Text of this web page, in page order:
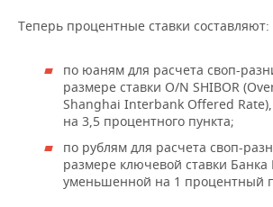
ТОРГОВЫЕ ЦЕНТРЫ
МАШИНОСТРОЕНИЕ
НЕФТЕХИМИЯ
НЕФТЬ
ОПК
ЭНЕРГЕТИКА
РОЗНИЧНАЯ ТОРГОВЛЯ
УСЛУГИ
НОВОСТИ ТЕХНОЛОГИЙ
МЕДИА
МЕРОПРИЯТИЯ
ВЫЕЗДНАЯ РЕДАКЦИЯ
НОВОСТИ СПОРТА
ОБЩЕСТВО
Теперь процентные ставки составляют:
по юаням для расчета своп-
размере ставки O/N SHIBOR
Shanghai Interbank Offered
на 3,5 процентного пункта;
по рублям для расчета своп-
размере ключевой ставки Банка
уменьшенной на 1 процентный